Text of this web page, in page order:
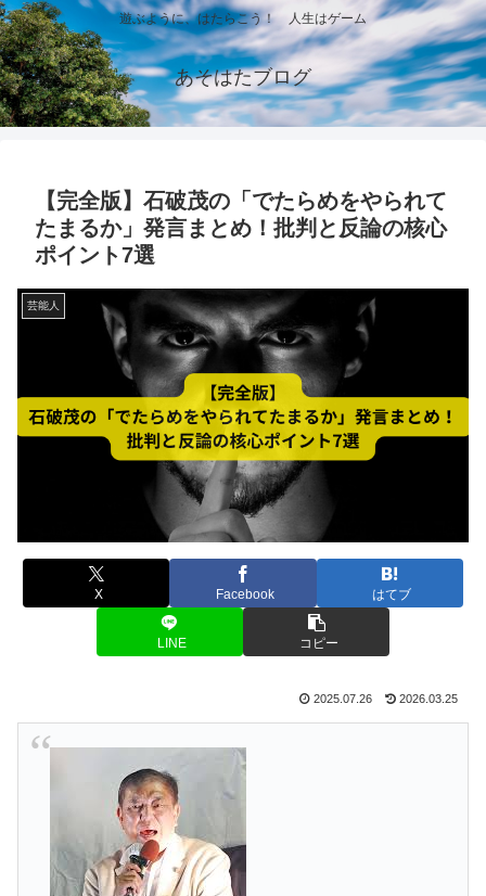
遊ぶように、はたらこう！ 人生はゲーム
あそはたブログ
【完全版】石破茂の「でたらめをやられて
たまるか」発言まとめ！批判と反論の核心
ポイント7選
芸能人
X Facebook はてブ
LINE コピー
2025.07.26 2026.03.25